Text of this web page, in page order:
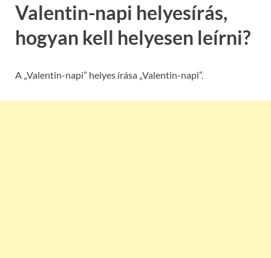
Valentin-napi helyesírás,
hogyan kell helyesen leírni?
A „Valentin-napi” helyes írása „Valentin-napi”.